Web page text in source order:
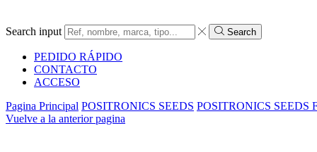
Search input Search
PEDIDO RÁPIDO
CONTACTO
ACCESO
Pagina Principal POSITRONICS SEEDS POSITRONICS SEEDS
Vuelve a la anterior pagina